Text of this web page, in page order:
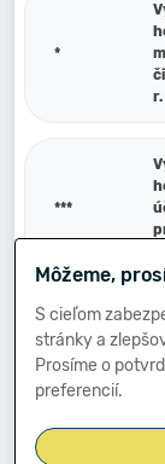
*
***
V.
Môžeme,
S cieľom
stránky a
Prosíme o
preferencií.